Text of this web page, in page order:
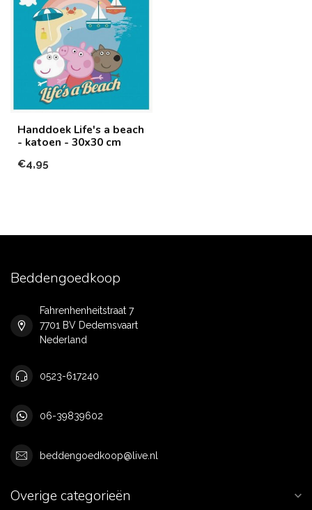
Handdoek Life's a beach
- katoen - 30x30 cm
€4,95
Beddengoedkoop
Fahrenhenheitstraat 7
7701 BV Dedemsvaart
Nederland
0523-617240
06-39839602
beddengoedkoop@live.nl
Overige categorieën